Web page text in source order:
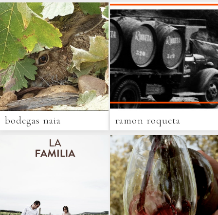
bodegas naia ramon roqueta